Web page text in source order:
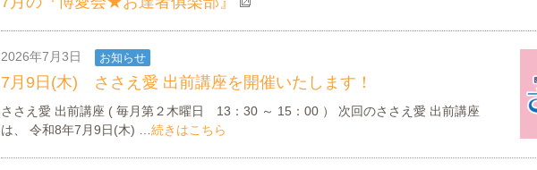
2026年7月3日 お知らせ
7月9日(木) ささえ愛 出前講座を開催いたします！
ささえ愛 出前講座 ( 毎月第２木曜日 13：30 ～ 15：00 ） 次回のささえ愛 出前講座
は、 令和8年7月9日(木) … 続きはこちら